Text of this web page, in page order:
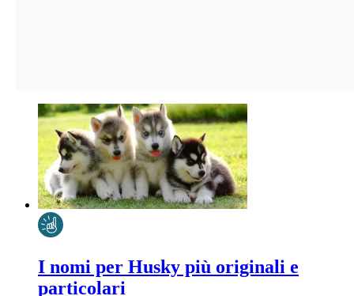
I nomi per Husky più originali e
particolari